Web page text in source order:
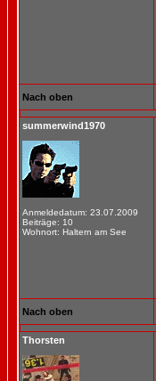
Nach oben
summerwind1970
Anmeldedatum: 23.07.2009
Beiträge: 10
Wohnort: Haltern am See
Nach oben
Thorsten